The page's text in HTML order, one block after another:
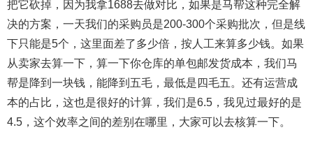
把它砍掉，因为我拿1688去做对比，如果是马帮这种完全解
决的方案，一天我们的采购员是200-300个采购批次，但是线
下只能是5个，这里面差了多少倍，按人工来算多少钱。如果
从卖家去算一下，算一下你仓库的单包邮发货成本，我们马
帮是降到一块钱，能降到五毛，最低是四毛五。还有运营成
本的占比，这也是很好的计算，我们是6.5，我见过最好的是
4.5，这个效率之间的差别在哪里，大家可以去核算一下。